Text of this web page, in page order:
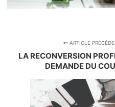
ARTICLE
LA RECONVERSION
DEMANDE DU